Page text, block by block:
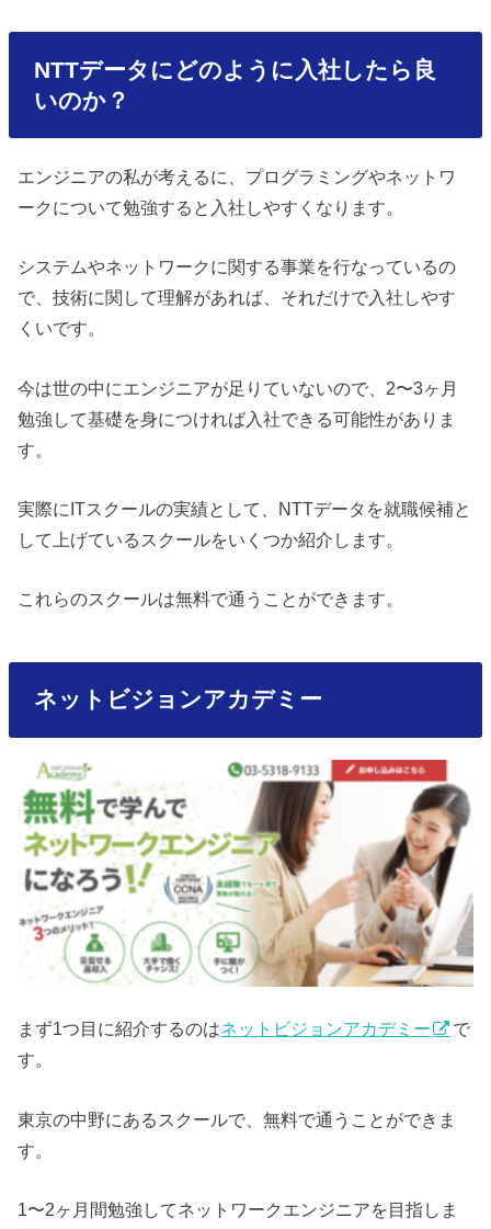
NTTデータにどのように入社したら良
いのか？
エンジニアの私が考えるに、プログラミングやネットワ
ークについて勉強すると入社しやすくなります。
システムやネットワークに関する事業を行なっているの
で、技術に関して理解があれば、それだけで入社しやす
くいです。
今は世の中にエンジニアが足りていないので、2〜3ヶ月
勉強して基礎を身につければ入社できる可能性がありま
す。
実際にITスクールの実績として、NTTデータを就職候補と
して上げているスクールをいくつか紹介します。
これらのスクールは無料で通うことができます。
ネットビジョンアカデミー
まず1つ目に紹介するのはネットビジョンアカデミー
で
す。
東京の中野にあるスクールで、無料で通うことができま
す。
1〜2ヶ月間勉強してネットワークエンジニアを目指しま